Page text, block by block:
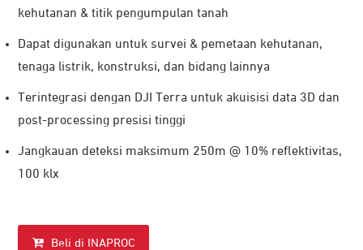
kehutanan & titik pengumpulan tanah
Dapat digunakan untuk survei & pemetaan kehutanan,
tenaga listrik, konstruksi, dan bidang lainnya
Terintegrasi dengan DJI Terra untuk akuisisi data 3D dan
post-processing presisi tinggi
Jangkauan deteksi maksimum 250m @ 10% reflektivitas,
100 klx
Beli di INAPROC